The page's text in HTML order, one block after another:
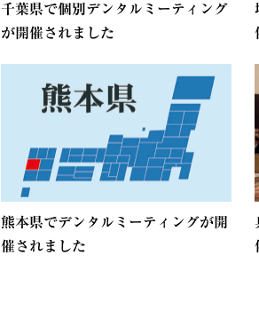
千葉県で個別デンタルミーティング
が開催されました
熊本県でデンタルミーティングが開
催されました